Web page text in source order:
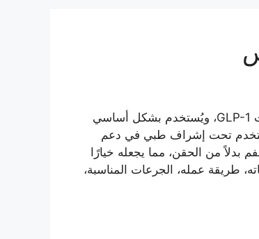
من الأدوية الحديثة التي تنتمي إلى فئة ناهضات مستقبلات GLP-1، ويُستخدم بشكل أساسي
تحت إشراف طبي في دعم
بدلاً من الحقن، مما يجعله خيارًا
طريقة عمله، الجرعات المناسبة،